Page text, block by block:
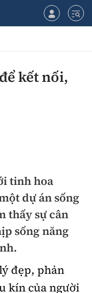
kết nối,
tinh hoa
dự án sống
thấy sự cân
sống năng
đẹp, phản
kín của người